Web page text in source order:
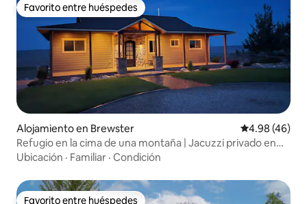
Favorito entre huéspedes
Favorito entre huéspedes
Alojamiento en Brewster Calificación
4.98 (46)
Refugio en la cima de una montaña | Jacuzzi privado en
Gamble Sands
Ubicación · Familiar · Condición
Favorito entre huéspedes